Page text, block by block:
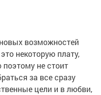
возможностей
некоторую плату,
не стоит
за все сразу
цели и в любви,